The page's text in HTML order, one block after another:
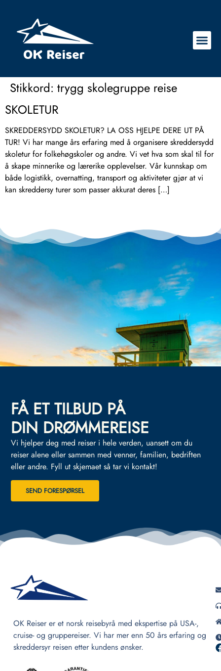
Stikkord: trygg skolegruppe reise
SKOLETUR
SKREDDERSYDD SKOLETUR? LA OSS HJELPE DERE UT PÅ
TUR! Vi har mange års erfaring med å organisere skreddersydd
skoletur for folkehøgskoler og andre. Vi vet hva som skal til for
å skape minnerike og lærerike opplevelser. Vår kunnskap om
både logistikk, overnatting, transport og aktiviteter gjør at vi
kan skreddersy turer som passer akkurat deres […]
FÅ ET TILBUD PÅ
DIN DRØMMEREISE
Vi hjelper deg med reiser i hele verden, uansett om du
reiser alene eller sammen med venner, familien, bedriften
eller andre. Fyll ut skjemaet så tar vi kontakt!
SEND FORESPØRSEL
OK Reiser er et norsk reisebyrå med ekspertise på USA-,
cruise- og gruppereiser. Vi har mer enn 50 års erfaring og
skreddersyr reisen etter kundens ønsker.